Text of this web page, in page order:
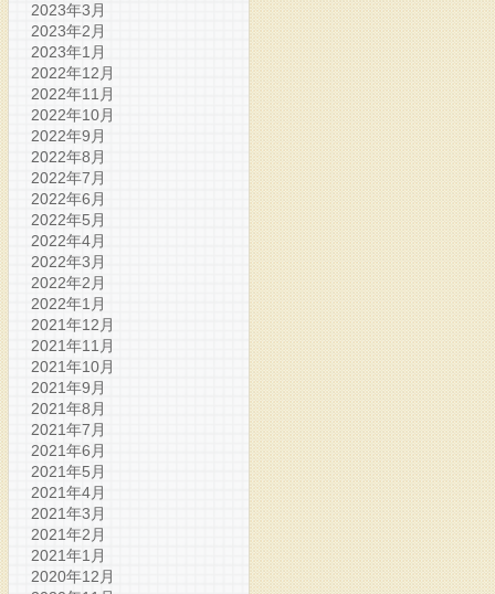
2023年3月
2023年2月
2023年1月
2022年12月
2022年11月
2022年10月
2022年9月
2022年8月
2022年7月
2022年6月
2022年5月
2022年4月
2022年3月
2022年2月
2022年1月
2021年12月
2021年11月
2021年10月
2021年9月
2021年8月
2021年7月
2021年6月
2021年5月
2021年4月
2021年3月
2021年2月
2021年1月
2020年12月